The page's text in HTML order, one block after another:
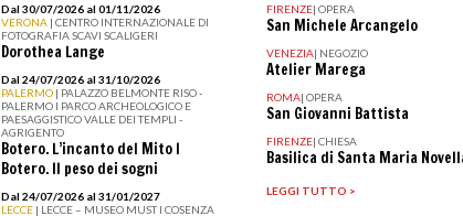
Dal 30/07/2026 al 01/11/2026
VERONA | CENTRO INTERNAZIONALE DI
FOTOGRAFIA SCAVI SCALIGERI
Dorothea Lange
Dal 24/07/2026 al 31/10/2026
PALERMO | PALAZZO BELMONTE RISO -
PALERMO I PARCO ARCHEOLOGICO E
PAESAGGISTICO VALLE DEI TEMPLI -
AGRIGENTO
Botero. L’incanto del Mito I
Botero. Il peso dei sogni
Dal 24/07/2026 al 31/01/2027
LECCE | LECCE – MUSEO MUST I COSENZA
FIRENZE| OPERA
San Michele Arcangelo
VENEZIA| NEGOZIO
Atelier Marega
ROMA| OPERA
San Giovanni Battista
FIRENZE| CHIESA
Basilica di Santa Maria
LEGGI TUTTO >